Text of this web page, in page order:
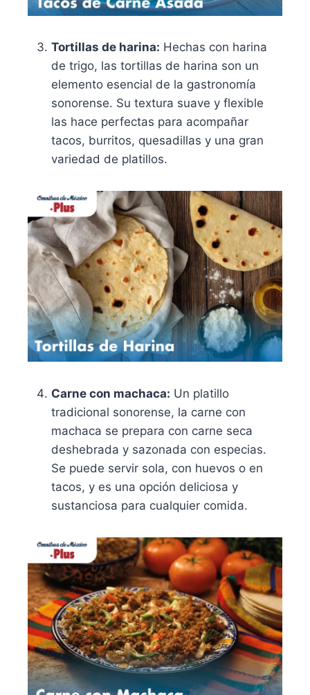
Tortillas de harina: Hechas con harina
de trigo, las tortillas de harina son un
elemento esencial de la gastronomía
sonorense. Su textura suave y flexible
las hace perfectas para acompañar
tacos, burritos, quesadillas y una gran
variedad de platillos.
Carne con machaca: Un platillo
tradicional sonorense, la carne con
machaca se prepara con carne seca
deshebrada y sazonada con especias.
Se puede servir sola, con huevos o en
tacos, y es una opción deliciosa y
sustanciosa para cualquier comida.